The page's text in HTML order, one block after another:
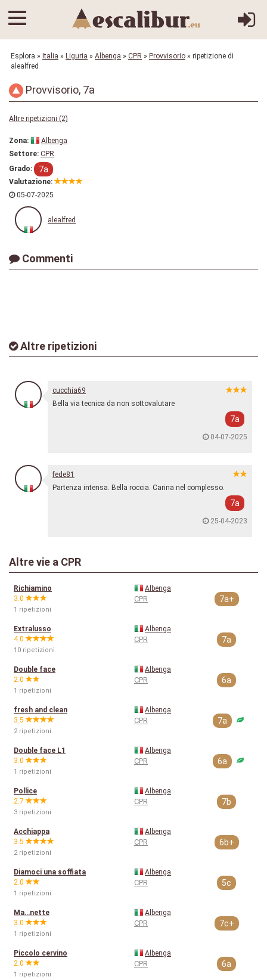
Esplora » Italia » Liguria » Albenga » CPR » Provvisorio » ripetizione di
alealfred
Provvisorio, 7a
Altre ripetizioni (2)
Zona:
Albenga
Settore: CPR
Grado:
7a
Valutazione:
05-07-2025
alealfred
Commenti
Altre ripetizioni
cucchia69
Bella via tecnica da non sottovalutare
7a
04-07-2025
fede81
Partenza intensa. Bella roccia. Carina nel complesso.
7a
25-04-2023
Altre vie a CPR
Richiamino
3.0
1 ripetizioni
Albenga
CPR 7a+
Extralusso
4.0
10 ripetizioni
Albenga
CPR 7a
Double face
2.0
1 ripetizioni
Albenga
CPR 6a
fresh and clean
3.5
2 ripetizioni
Albenga
CPR 7a
Double face L1
3.0
1 ripetizioni
Albenga
CPR 6a
Pollice
2.7
3 ripetizioni
Albenga
CPR 7b
Acchiappa
3.5
2 ripetizioni
Albenga
CPR 6b+
Diamoci una soffiata
2.0
1 ripetizioni
Albenga
CPR 5c
Ma…nette
3.0
1 ripetizioni
Albenga
CPR 7c+
Piccolo cervino
2.0
1 ripetizioni
Albenga
CPR 6a